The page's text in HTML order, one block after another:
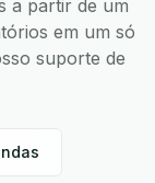
a partir de um
em um só
suporte de